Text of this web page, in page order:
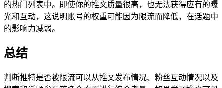
的热门列表中。即使你的推文质量很高，也无法获得应有的曝
光和互动，这说明账号的权重可能因为限流而降低，在话题中
的影响力减弱。
总结
判断推特是否被限流可以从推文发布情况、粉丝互动情况以及